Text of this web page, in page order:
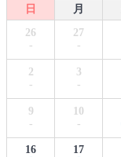
日 月
26
-
27
-
2
-
3
-
9
-
10
-
16 17